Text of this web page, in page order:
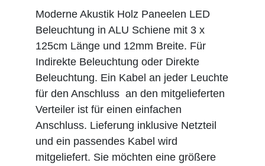
Moderne Akustik Holz Paneelen LED
Beleuchtung in ALU Schiene mit 3 x
125cm Länge und 12mm Breite. Für
Indirekte Beleuchtung oder Direkte
Beleuchtung. Ein Kabel an jeder Leuchte
für den Anschluss an den mitgelieferten
Verteiler ist für einen einfachen
Anschluss. Lieferung inklusive Netzteil
und ein passendes Kabel wird
mitgeliefert. Sie möchten eine größere